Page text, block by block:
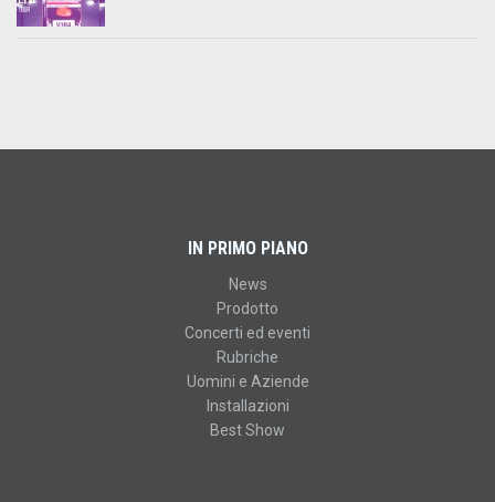
IN PRIMO PIANO
News
Prodotto
Concerti ed eventi
Rubriche
Uomini e Aziende
Installazioni
Best Show